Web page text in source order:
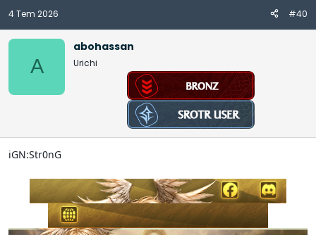
4 Tem 2026 #40
A
abohassan
Urichi
iGN:Str0nG